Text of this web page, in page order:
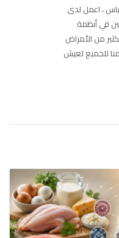
، اعمل لدى
في أنظمة
من الأمراض
للجميع لعيش